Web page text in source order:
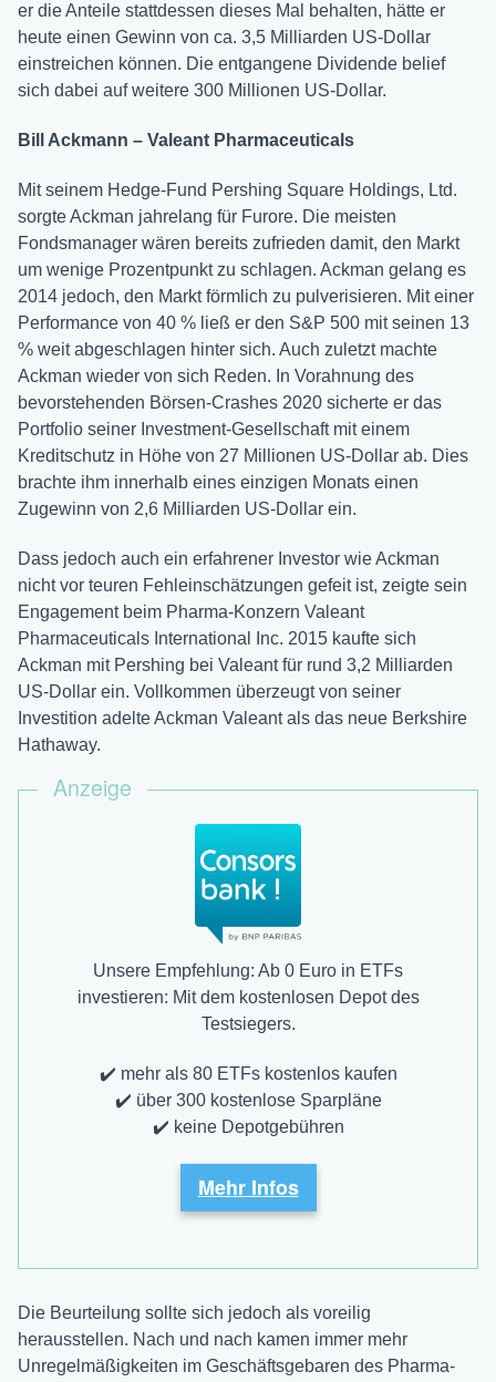
er die Anteile stattdessen dieses Mal behalten, hätte er
heute einen Gewinn von ca. 3,5 Milliarden US-Dollar
einstreichen können. Die entgangene Dividende belief
sich dabei auf weitere 300 Millionen US-Dollar.
Bill Ackmann – Valeant Pharmaceuticals
Mit seinem Hedge-Fund Pershing Square Holdings, Ltd.
sorgte Ackman jahrelang für Furore. Die meisten
Fondsmanager wären bereits zufrieden damit, den Markt
um wenige Prozentpunkt zu schlagen. Ackman gelang es
2014 jedoch, den Markt förmlich zu pulverisieren. Mit einer
Performance von 40 % ließ er den S&P 500 mit seinen 13
% weit abgeschlagen hinter sich. Auch zuletzt machte
Ackman wieder von sich Reden. In Vorahnung des
bevorstehenden Börsen-Crashes 2020 sicherte er das
Portfolio seiner Investment-Gesellschaft mit einem
Kreditschutz in Höhe von 27 Millionen US-Dollar ab. Dies
brachte ihm innerhalb eines einzigen Monats einen
Zugewinn von 2,6 Milliarden US-Dollar ein.
Dass jedoch auch ein erfahrener Investor wie Ackman
nicht vor teuren Fehleinschätzungen gefeit ist, zeigte sein
Engagement beim Pharma-Konzern Valeant
Pharmaceuticals International Inc. 2015 kaufte sich
Ackman mit Pershing bei Valeant für rund 3,2 Milliarden
US-Dollar ein. Vollkommen überzeugt von seiner
Investition adelte Ackman Valeant als das neue Berkshire
Hathaway.
Anzeige
Unsere Empfehlung: Ab 0 Euro in ETFs
investieren: Mit dem kostenlosen Depot des
Testsiegers.
✔️ mehr als 80 ETFs kostenlos kaufen
✔️ über 300 kostenlose Sparpläne
✔️ keine Depotgebühren
Mehr Infos
Die Beurteilung sollte sich jedoch als voreilig
herausstellen. Nach und nach kamen immer mehr
Unregelmäßigkeiten im Geschäftsgebaren des Pharma-